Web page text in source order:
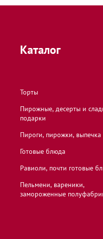
Московская область,
область, улица
область,
область,
область,
Каталог
Торты
Пирожные, десерты и
подарки
Пироги, пирожки, выпечка
Готовые блюда
Равиоли, почти готовые
Пельмени, вареники,
замороженные